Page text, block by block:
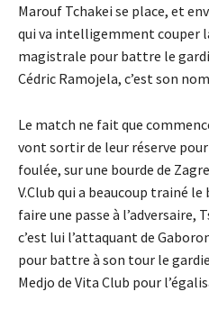
Marouf Tchakei se place, et
qui va intelligemment couper
magistrale pour battre le
Cédric Ramojela, c’est son
Le match ne fait que
vont sortir de leur réserve
foulée, sur une bourde de
V.Club qui a beaucoup trainé
faire une passe à l’adversaire,
c’est lui l’attaquant de
pour battre à son tour le
Medjo de Vita Club pour